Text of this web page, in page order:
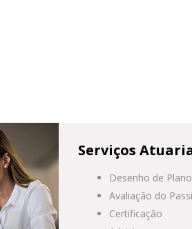
Serviços
Desenho de
Avaliação do
Certificação